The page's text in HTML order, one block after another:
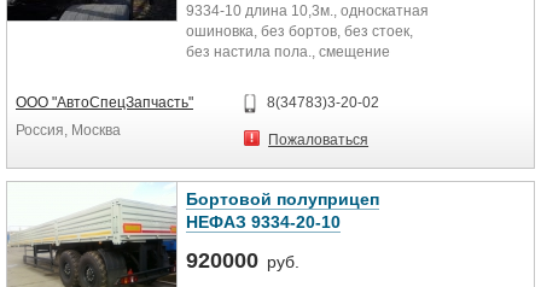
9334-10 длина 10,3м., односкатная
ошиновка, без бортов, без стоек,
без настила пола., смещение
ООО "АвтоСпецЗапчасть"
Россия, Москва
8(34783)3-20-02
Пожаловаться
Бортовой полуприцеп
НЕФАЗ 9334-20-10
920000 руб.